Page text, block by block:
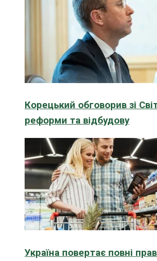
Корецький обговорив зі
реформи та відбудову
Україна повертає повні